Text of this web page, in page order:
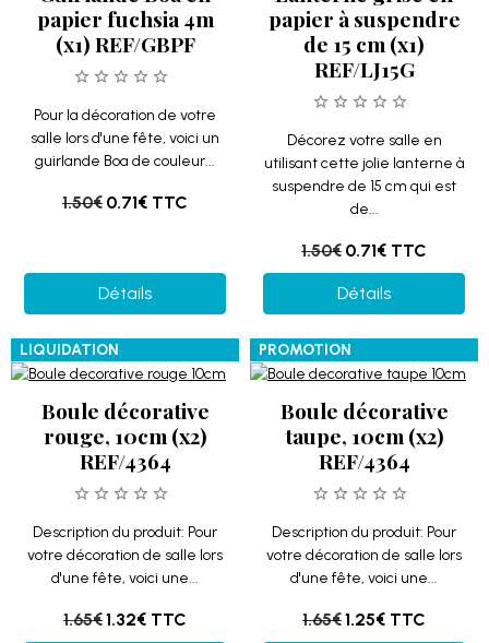
papier fuchsia 4m
(x1) REF/GBPF
Pour la décoration de votre
salle lors d'une fête, voici un
guirlande Boa de couleur...
1.50€ 0.71€ TTC
Détails
papier à suspendre
de 15 cm (x1)
REF/LJ15G
Décorez votre salle en
utilisant cette jolie lanterne à
suspendre de 15 cm qui est
de...
1.50€ 0.71€ TTC
Détails
LIQUIDATION
Boule décorative
rouge, 10cm (x2)
REF/4364
Description du produit: Pour
votre décoration de salle lors
d'une fête, voici une...
1.65€1.32€ TTC
PROMOTION
Boule décorative
taupe, 10cm (x2)
REF/4364
Description du produit: Pour
votre décoration de salle lors
d'une fête, voici une...
1.65€1.25€ TTC